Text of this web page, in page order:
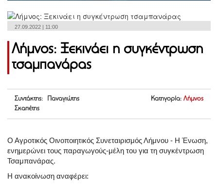
27.09.2022 | 11:00
Λήμνος: Ξεκινάει η συγκέντρωση
τσαμπανάρας
Συντάκτης: Παναγιώτης
Σκαπέτης
Κατηγορία: Λήμνος
Ο Αγροτικός Οινοποιητικός Συνεταιρισμός Λήμνου - Η Ένωση,
ενημερώνει τους παραγωγούς-μέλη του για τη συγκέντρωση
Τσαμπανάρας.
Η ανακοίνωση αναφέρει: